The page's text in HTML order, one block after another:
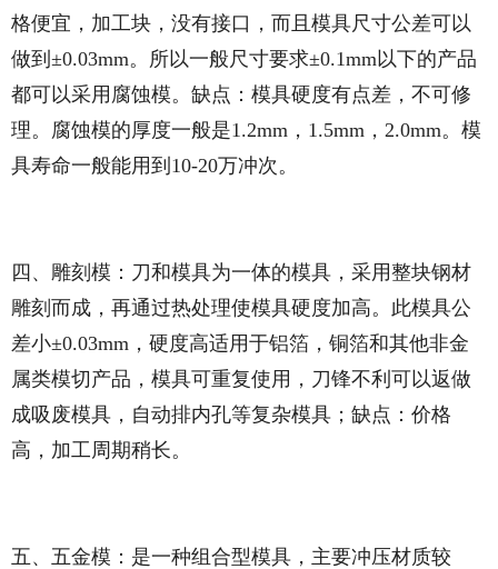
格便宜，加工块，没有接口，而且模具尺寸公差可以
做到±0.03mm。所以一般尺寸要求±0.1mm以下的产品
都可以采用腐蚀模。缺点：模具硬度有点差，不可修
理。腐蚀模的厚度一般是1.2mm，1.5mm，2.0mm。模
具寿命一般能用到10-20万冲次。
四、雕刻模：刀和模具为一体的模具，采用整块钢材
雕刻而成，再通过热处理使模具硬度加高。此模具公
差小±0.03mm，硬度高适用于铝箔，铜箔和其他非金
属类模切产品，模具可重复使用，刀锋不利可以返做
成吸废模具，自动排内孔等复杂模具；缺点：价格
高，加工周期稍长。
五、五金模：是一种组合型模具，主要冲压材质较